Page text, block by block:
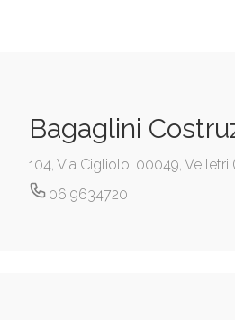
Bagaglini
104, Via Cigliolo, 00049, Velletri
06 9634720